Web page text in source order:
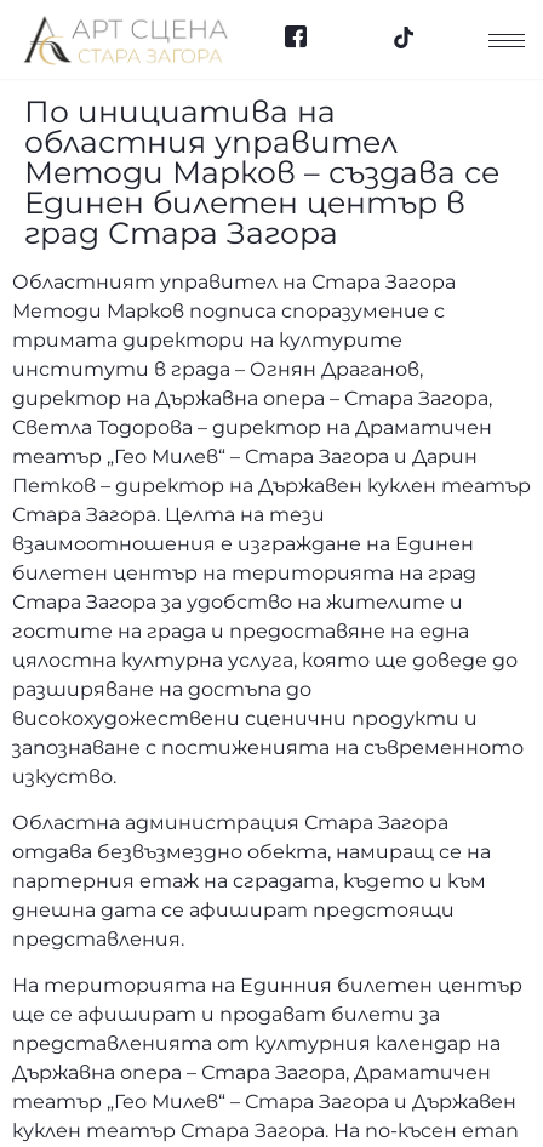
По инициатива на
областния управител
Методи Марков – създава се
Единен билетен център в
град Стара Загора
Областният управител на Стара Загора
Методи Марков подписа споразумение с
тримата директори на културите
институти в града – Огнян Драганов,
директор на Държавна опера – Стара Загора,
Светла Тодорова – директор на Драматичен
театър „Гео Милев“ – Стара Загора и Дарин
Петков – директор на Държавен куклен театър
Стара Загора. Целта на тези
взаимоотношения е изграждане на Единен
билетен център на територията на град
Стара Загора за удобство на жителите и
гостите на града и предоставяне на една
цялостна културна услуга, която ще доведе до
разширяване на достъпа до
високохудожествени сценични продукти и
запознаване с постиженията на съвременното
изкуство.
Областна администрация Стара Загора
отдава безвъзмездно обекта, намиращ се на
партерния етаж на сградата, където и към
днешна дата се афишират предстоящи
представления.
На територията на Единния билетен център
ще се афишират и продават билети за
представленията от културния календар на
Държавна опера – Стара Загора, Драматичен
театър „Гео Милев“ – Стара Загора и Държавен
куклен театър Стара Загора. На по-късен етап